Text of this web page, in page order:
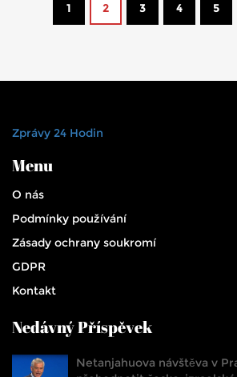
1 2 3 4 5
Zprávy 24 Hodin
Menu
O nás
Podmínky používání
Zásady ochrany soukromí
GDPR
Kontakt
Nedávný Příspěvek
Netanjahuova návštěva v